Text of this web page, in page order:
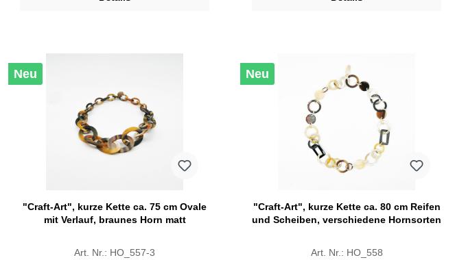
Neu
"Craft-Art", kurze Kette ca. 75 cm Ovale
mit Verlauf, braunes Horn matt
Art. Nr.: HO_557-3
Neu
"Craft-Art", kurze Kette ca. 80 cm Reifen
und Scheiben, verschiedene Hornsorten
Art. Nr.: HO_558